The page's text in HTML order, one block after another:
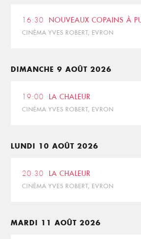
16:30 NOUVEAUX COPAINS À
CINÉMA YVES ROBERT, EVRON
DIMANCHE 9 AOÛT 2026
19:00 LA CHALEUR
CINÉMA YVES ROBERT, EVRON
LUNDI 10 AOÛT 2026
20:30 LA CHALEUR
CINÉMA YVES ROBERT, EVRON
MARDI 11 AOÛT 2026